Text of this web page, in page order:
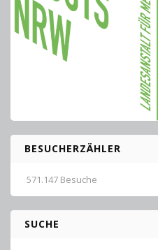
BESUCHERZÄHLER
571.147 Besuche
SUCHE